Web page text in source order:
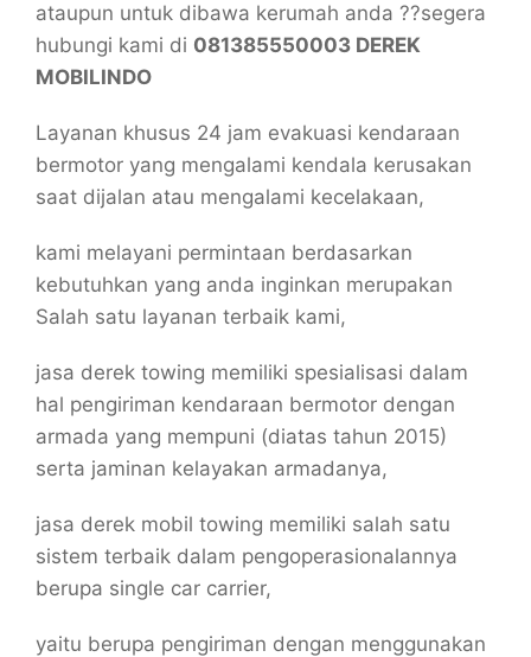
ataupun untuk dibawa kerumah anda ??segera
hubungi kami di 081385550003 DEREK
MOBILINDO
Layanan khusus 24 jam evakuasi kendaraan
bermotor yang mengalami kendala kerusakan
saat dijalan atau mengalami kecelakaan,
kami melayani permintaan berdasarkan
kebutuhkan yang anda inginkan merupakan
Salah satu layanan terbaik kami,
jasa derek towing memiliki spesialisasi dalam
hal pengiriman kendaraan bermotor dengan
armada yang mempuni (diatas tahun 2015)
serta jaminan kelayakan armadanya,
jasa derek mobil towing memiliki salah satu
sistem terbaik dalam pengoperasionalannya
berupa single car carrier,
yaitu berupa pengiriman dengan menggunakan